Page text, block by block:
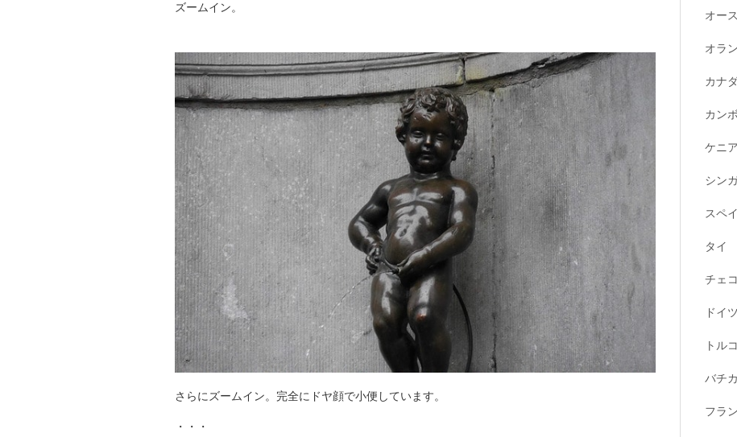
ズームイン。
さらにズームイン。完全にドヤ顔で小便しています。
・・・
オー
オラ
カナ
カン
ケニア
シン
スペ
タイ
チェコ
ドイツ
トルコ
バチ
フラ